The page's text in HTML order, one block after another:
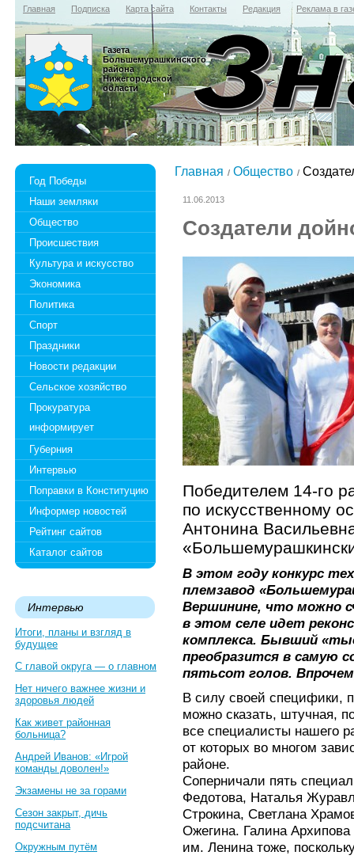
Главная Подписка Карта сайта Контакты Редакция Реклама в
Газета
Большемурашкинского
района
Нижегородской
области
Год Победы
Наши земляки
Общество
Происшествия
Культура и искусство
Экономика
Политика
Спорт
Праздники
Новости редакции
Сельское хозяйство
Прокуратура
информирует
Губерния
Интервью
Поправки в Конституцию
Информер новостей
Рейтинг сайтов
Каталог сайтов
Интервью
Итоги, планы и взгляд в
будущее
С главой округа — о главном
Нет ничего важнее жизни и
здоровья людей
Как живет районная
больница?
Андрей Иванов: «Игрой
команды доволен!»
Экзамены не за горами
Сезон закрыт, дичь
подсчитана
Окружным путём
Главная Общество
11.06.2013
Создатели
Победителем 14-го
по искусственному
Антонина
В этом году конкурс
племзавод
Вершинине, что можно
в этом селе идет
комплекса. Бывший
преобразится в самую
пятьсот голов.
В силу своей специфики,
можно сказать, штучная,
все специалисты нашего
от которых во многом
районе.
Соперничали пять
Федотова, Наталья
Строкина, Светлана
Ожегина. Галина
им. Ленина тоже,